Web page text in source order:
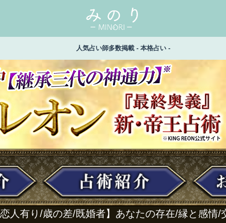
人気占い師多数掲載 - 本格占い -
人有り/歳の差/既婚者】あなたの存在/縁と感情/